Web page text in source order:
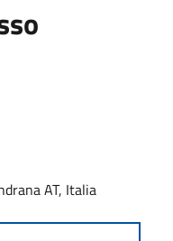
AT, Italia